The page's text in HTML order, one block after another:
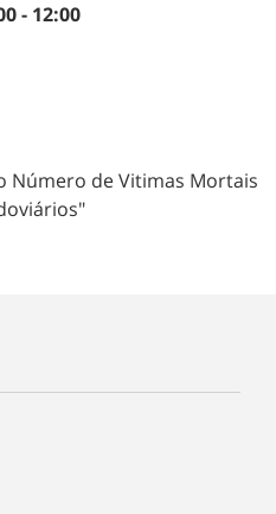
- 12:00
Número de Vitimas Mortais